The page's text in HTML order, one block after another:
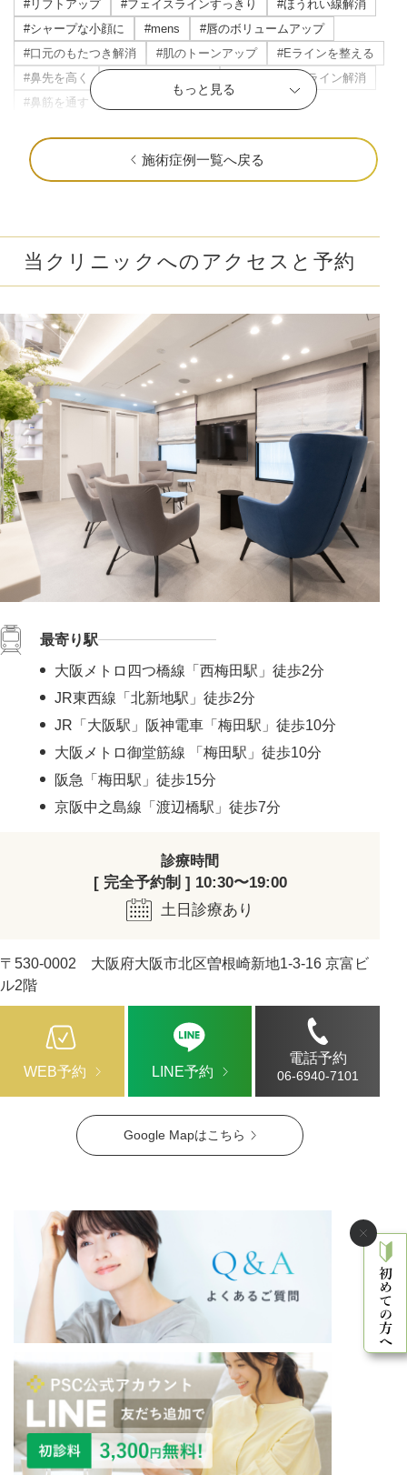
#リフトアップ #フェイスラインすっきり
#ほうれい線解消
#シャープな小顔に
#mens
#唇のボリュームアップ
#口元のもたつき解消
#肌のトーンアップ
#Eラインを整える
#鼻先を高く
#マリオネットライン解消
#鼻筋を通す
#ニキビ・ニキビ跡改善
#立体感のあるお顔に
#おでこを丸く
#顎を前に出す
#輪郭の凹凸を解消
#毛穴解消
#下膨れ解消
#忘れ鼻に
#お顔の引き締め
#シワの固定化を予防
#ハリ・ツヤ
#唇の縦ジワ解消
#人中短縮
#鼻を高く
#肝斑解消
#自然な二重幅 #梅干しジワ解消
#くすみ改善
#シミ解消
#表情ジワ解消 #鼻柱を下げる
#鼻先を細く
#肌の赤みを解消
#皮脂トラブル改善
#凹凸のないなめらかな肌に
#肌ツヤアップ #美白
#鼻唇角
#優しい目元
#ぷっくり涙袋
#四角い輪郭をすっきり
#頬コケをふっくら
#おでこのシワ解消
#鼻先の丸み解消
#おでこの横ジワ解消
#他の施術と併用可
#肌の鎮静
#くっきりした目元
#ニキビ跡改善
#笑いジワ解消
#目の距離を近づける
#蒙古襞解消
#目力アップ
#二重ラインをくっきり
#おじぎ鼻改善
#色素沈着改善
#ニキビ改善 #赤ら顔を解消
#酒さ改善
#首のたるみ解消
#おちょぼ口解消
#下ぶくれ解消
#お顔の赤み解消
#口元のシワ解消
#目を大きく見せる
#色素沈着を改善
#顎下のたるみ解消
もっと見る
施術症例一覧へ戻る
当クリニックへのアクセスと予約
Google Mapはこちら
最寄り駅
大阪メトロ四つ橋線「西梅田駅」徒歩2分
JR東西線「北新地駅」徒歩2分
JR「大阪駅」阪神電車「梅田駅」徒歩10分
大阪メトロ御堂筋線 「梅田駅」徒歩10分
阪急「梅田駅」徒歩15分
京阪中之島線「渡辺橋駅」徒歩7分
診療時間
[ 完全予約制 ] 10:30〜19:00
土日診療あり
〒530-0002 大阪府大阪市北区曽根崎新地1-3-16 京富ビ
ル2階
WEB予約 LINE予約
電話予約
06-6940-7101